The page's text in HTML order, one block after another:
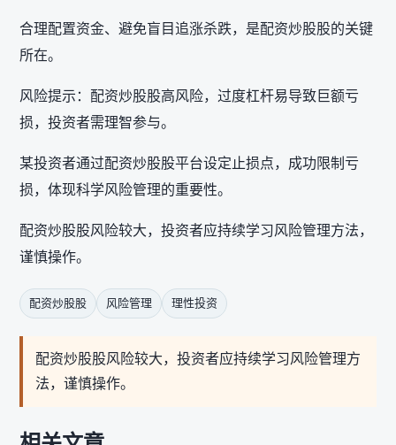
合理配置资金、避免盲目追涨杀跌，是配资炒股股的关键
所在。
风险提示：配资炒股股高风险，过度杠杆易导致巨额亏
损，投资者需理智参与。
某投资者通过配资炒股股平台设定止损点，成功限制亏
损，体现科学风险管理的重要性。
配资炒股股风险较大，投资者应持续学习风险管理方法，
谨慎操作。
配资炒股股 风险管理 理性投资
配资炒股股风险较大，投资者应持续学习风险管理方
法，谨慎操作。